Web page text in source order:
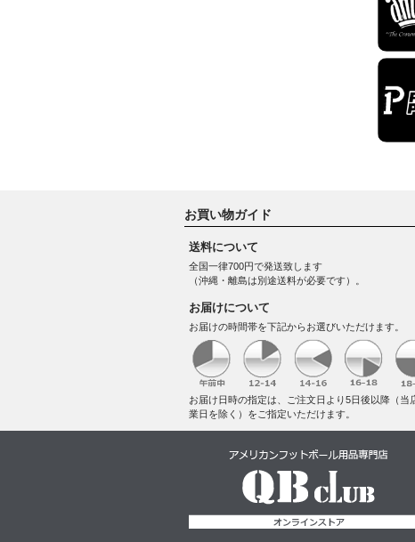
お買い物ガイド
送料について
全国一律700円で発送致します
（沖縄・離島は別途送料が必要です）。
お届けについて
お届けの時間帯を下記からお選びいただけます。
お届け日時の指定は、ご注文日より5日後以降（当
業日を除く）をご指定いただけます。